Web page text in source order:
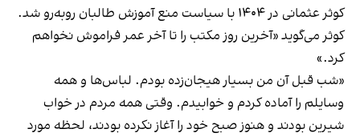
کوثر عثمانی در ۱۴۰۴ با سیاست منع آموزش طالبان روبه‌رو شد.
کوثر می‌گوید «آخرین روز مکتب را تا آخر عمر فراموش نخواهم
کرد.»
«شب قبل آن من بسیار هیجان‌زده بودم. لباس‌ها و همه
وسایلم را آماده کردم و خوابیدم. وقتی همه مردم در خواب
شیرین بودند و هنوز صبح خود را آغاز نکرده بودند، لحظه مورد